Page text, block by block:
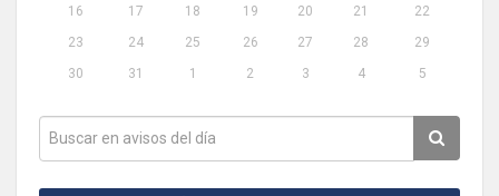
16
17 18 19 20 21
22
23
24 25 26 27 28
29
30
31 1 2 3 4 5